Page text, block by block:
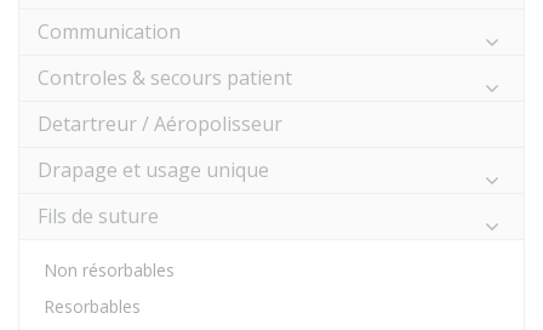
Communication
Controles & secours patient
Detartreur / Aéropolisseur
Drapage et usage unique
Fils de suture
Non résorbables
Resorbables